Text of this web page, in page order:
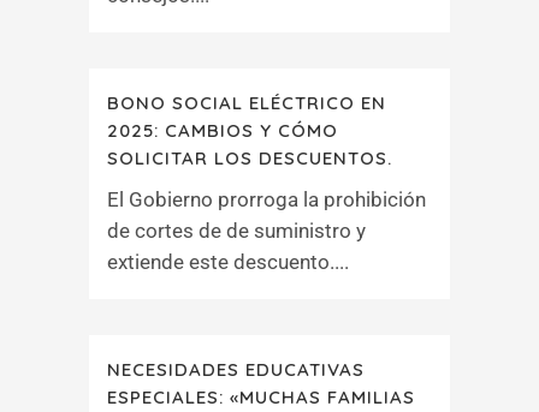
BONO SOCIAL ELÉCTRICO EN
2025: CAMBIOS Y CÓMO
SOLICITAR LOS DESCUENTOS.
El Gobierno prorroga la prohibición
de cortes de de suministro y
extiende este descuento....
NECESIDADES EDUCATIVAS
ESPECIALES: «MUCHAS FAMILIAS